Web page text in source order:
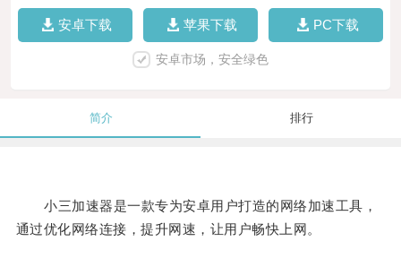
安卓下载 苹果下载 PC下载
安卓市场，安全绿色
简介 排行
小三加速器是一款专为安卓用户打造的网络加速工具，
通过优化网络连接，提升网速，让用户畅快上网。